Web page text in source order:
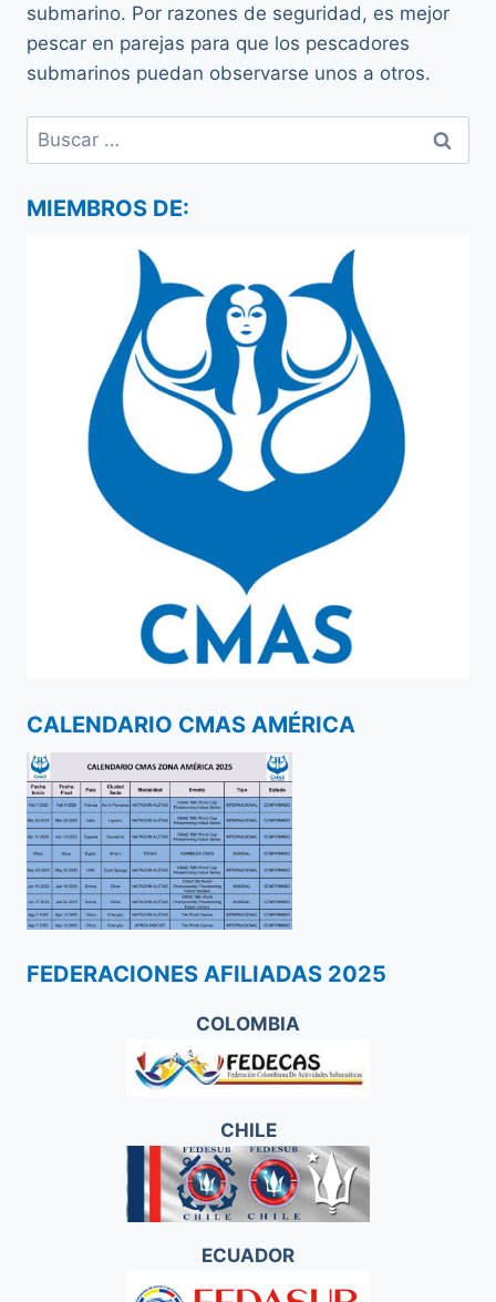
submarino. Por razones de seguridad, es mejor
pescar en parejas para que los pescadores
submarinos puedan observarse unos a otros.
Buscar:
MIEMBROS DE:
CALENDARIO CMAS AMÉRICA
FEDERACIONES AFILIADAS 2025
COLOMBIA
CHILE
ECUADOR